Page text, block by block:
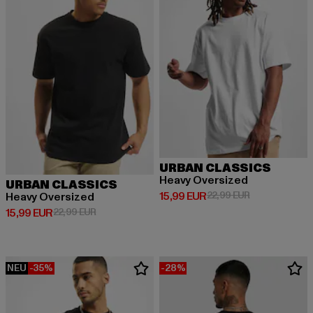
URBAN CLASSICS
Heavy Oversized
15,99 EUR
Derzeitiger Preis: 15,99 EUR
22,99 EURAktionspreis: 22,99 EUR
URBAN CLASSICS
Heavy Oversized
15,99 EUR
Derzeitiger Preis: 15,99 EUR
22,99 EURAktionspreis:
NEU -35% -28%